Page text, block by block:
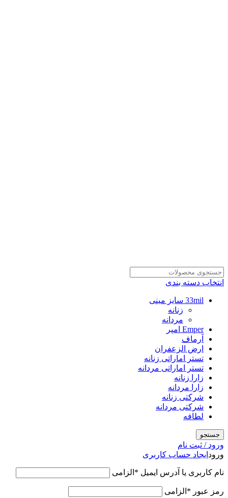
انتخاب دسته بندی
33mil سایز مینی
زنانه
مردانه
Emper امپر
آرماف
ارض الزعفران
تستر اماراتی زنانه
تستر اماراتی مردانه
زارا زنانه
زارا مردانه
شرکتی زنانه
شرکتی مردانه
لطافه
جستجو
ورود / ثبت نام
ورود ایجاد حساب کاربری
نام کاربری یا آدرس ایمیل * الزامی
رمز عبور * الزامی